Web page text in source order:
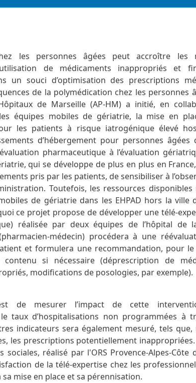
les personnes âgées peut accroître les
de médicaments inappropriés et
un souci d’optimisation des prescriptions
de la polymédication chez les personnes
Hôpitaux de Marseille (AP-HM) a initié, en
équipes mobiles de gériatrie, la mise en
les patients à risque iatrogénique élevé
d’hébergement pour personnes âgées
pharmaceutique à l’évaluation
qui se développe de plus en plus en
pris par les patients, de sensibiliser à
Toutefois, les ressources
de gériatrie dans les EHPAD hors la ville
ce projet propose de développer une télé-
réalisée par deux équipes de l’hôpital de
médecin) procédera à une
et formulera une recommandation, pour le
si nécessaire (déprescription de
modifications de posologies, par exemple).
de mesurer l’impact de cette
taux d’hospitalisations non programmées à
indicateurs sera également mesuré, tels
les prescriptions potentiellement
sociales, réalisé par l'ORS Provence-Alpes-Côte
de la télé-expertise chez les
mise en place et sa pérennisation.